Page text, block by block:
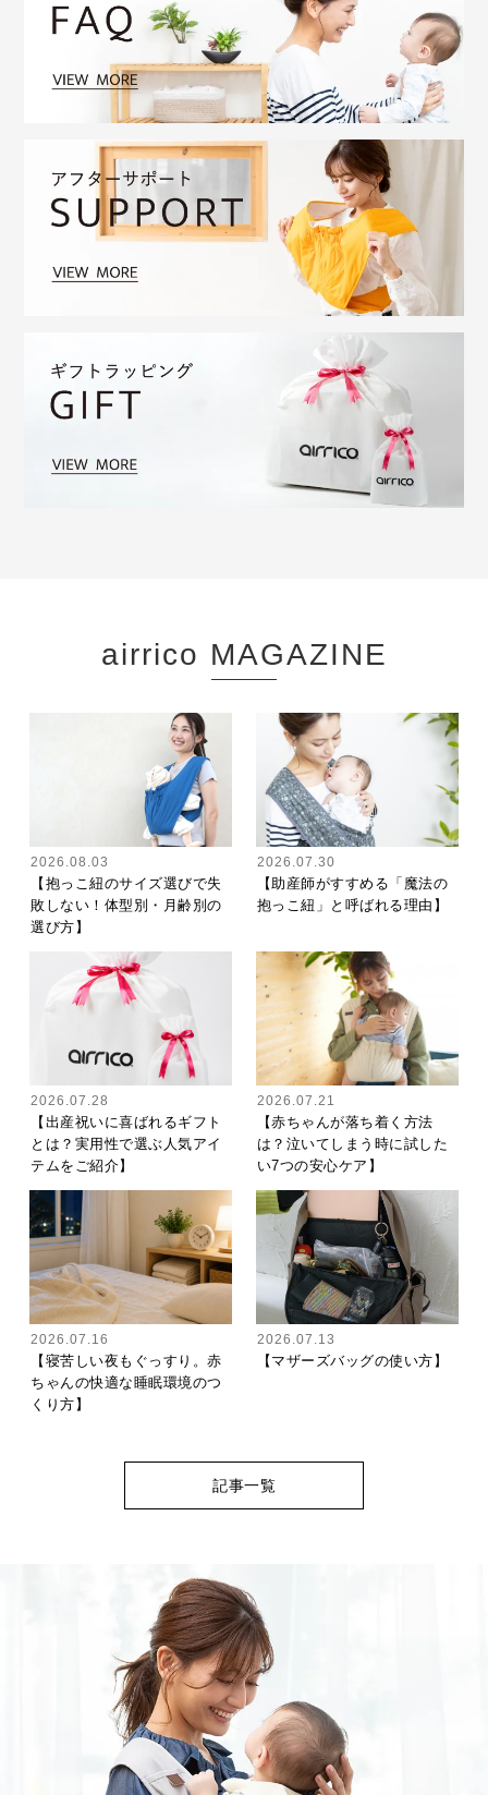
airrico MAGAZINE
2026.08.03
【抱っこ紐のサイズ選びで失
敗しない！体型別・月齢別の
選び方】
2026.07.30
【助産師がすすめる「魔法の
抱っこ紐」と呼ばれる理由】
2026.07.28
【出産祝いに喜ばれるギフト
とは？実用性で選ぶ人気アイ
テムをご紹介】
2026.07.21
【赤ちゃんが落ち着く方法
は？泣いてしまう時に試した
い7つの安心ケア】
2026.07.16
【寝苦しい夜もぐっすり。赤
ちゃんの快適な睡眠環境のつ
くり方】
2026.07.13
【マザーズバッグの使い方】
記事一覧